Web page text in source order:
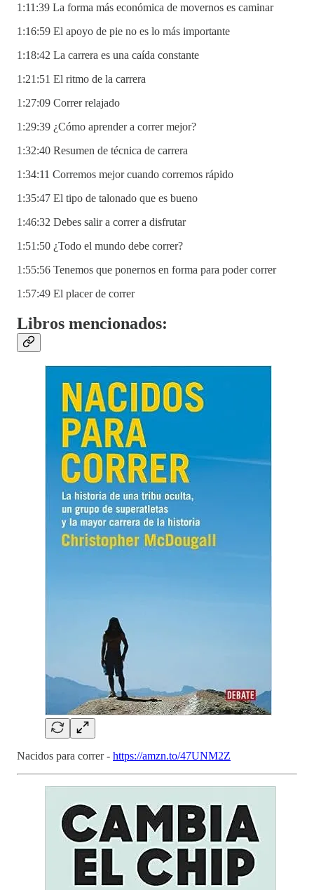
1:11:39 La forma más económica de movernos es caminar
1:16:59 El apoyo de pie no es lo más importante
1:18:42 La carrera es una caída constante
1:21:51 El ritmo de la carrera
1:27:09 Correr relajado
1:29:39 ¿Cómo aprender a correr mejor?
1:32:40 Resumen de técnica de carrera
1:34:11 Corremos mejor cuando corremos rápido
1:35:47 El tipo de talonado que es bueno
1:46:32 Debes salir a correr a disfrutar
1:51:50 ¿Todo el mundo debe correr?
1:55:56 Tenemos que ponernos en forma para poder correr
1:57:49 El placer de correr
Libros mencionados:
Nacidos para correr - https://amzn.to/47UNM2Z